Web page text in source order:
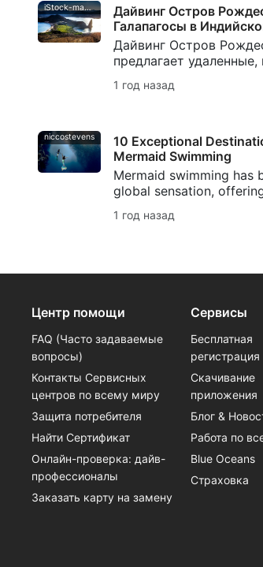
лучшее дайв-
здесь!
iStock-mantaphoto
Дайвинг Остров
Галапагосы в
Дайвинг Остров
предлагает
обитателей и глубокие
1 год назад
niccostevens
10 Exceptional
Mermaid Swimming
Mermaid swimming has
global sensation,
destinations include Bora
cenotes, Great Barrier
underwater experiences.
1 год назад
Центр помощи
FAQ (Часто задаваемые
вопросы)
Контакты Сервисных
центров по всему миру
Защита потребителя
Найти Сертификат
Онлайн-проверка: дайв-
профессионалы
Заказать карту на замену
Сервисы
Бесплатная
регистрация
Скачивание
приложения
Блог &
Работа по
Blue Oceans
Страховка